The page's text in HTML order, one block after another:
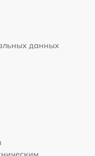
данных